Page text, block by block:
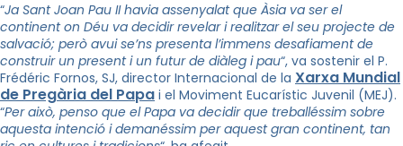
“Ja Sant Joan Pau II havia assenyalat que Àsia va ser el
continent on Déu va decidir revelar i realitzar el seu projecte de
salvació; però avui se’ns presenta l’immens desafiament de
construir un present i un futur de diàleg i pau“, va sostenir el P.
Frédéric Fornos, SJ, director Internacional de la Xarxa Mundial
de Pregària del Papa i el Moviment Eucarístic Juvenil (MEJ).
“Per això, penso que el Papa va decidir que treballéssim sobre
aquesta intenció i demanéssim per aquest gran continent, tan